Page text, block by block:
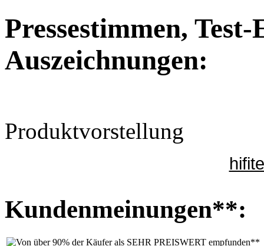
Pressestimmen,
Auszeichnungen:
Produktvorstellung
Kundenmeinungen**: